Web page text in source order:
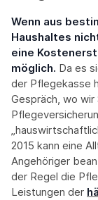
Wenn aus
Haushaltes
eine
möglich. Da es
der Pflegekasse
Gespräch, wo
2015 kann eine
Angehöriger
der Regel die
Leistungen der